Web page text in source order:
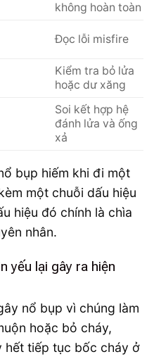
không hoàn toàn
Đọc lỗi misfire
Kiểm tra bỏ lửa
hoặc dư xăng
Soi kết hợp hệ
đánh lửa và ống
xả
bụp hiếm khi đi một
một chuỗi dấu hiệu
hiệu đó chính là chìa
nhân.
yếu lại gây ra hiện
nổ bụp vì chúng làm
hoặc bỏ cháy,
hết tiếp tục bốc cháy ở